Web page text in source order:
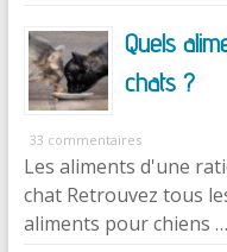
Quels
chats ?
33 commentaires
Les aliments d'une
chat Retrouvez tous
aliments pour chiens …